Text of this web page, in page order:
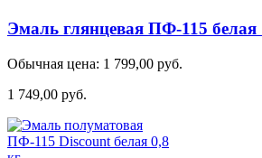
Эмаль глянцевая ПФ-115 белая
Обычная цена: 1 799,00 руб.
1 749,00 руб.